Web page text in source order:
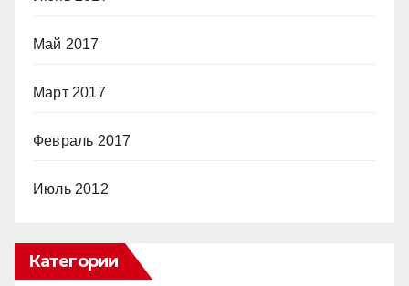
Май 2017
Март 2017
Февраль 2017
Июль 2012
Категории